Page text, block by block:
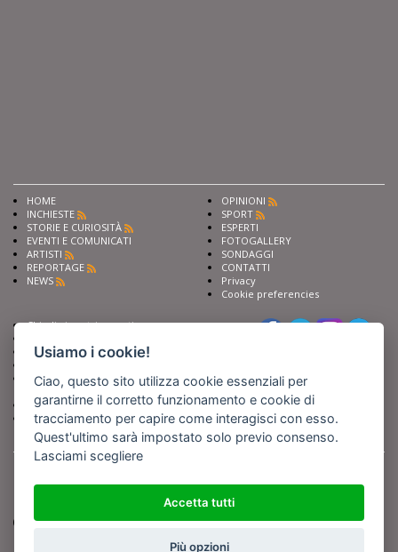
HOME
INCHIESTE
STORIE E CURIOSITÀ
EVENTI E COMUNICATI
ARTISTI
REPORTAGE
NEWS
OPINIONI
SPORT
ESPERTI
FOTOGALLERY
SONDAGGI
CONTATTI
Privacy
Cookie preferencies
Chiedi ai nostri esperti
Fai pubblicità con noi
Iscriviti al nostro corso di
giornalismo
Compra i nostri libri
Entra in Barinedita Map
detiene i Diritti d'Autore e sono state prodotte nell'anno 2012 e seguenti
(tranne che non vi sia uno specifico anno di scatto riportato)
Usiamo i cookie!
Ciao, questo sito utilizza cookie essenziali per
garantirne il corretto funzionamento e cookie di
tracciamento per capire come interagisci con esso.
Quest'ultimo sarà impostato solo previo consenso.
Lasciami scegliere
Accetta tutti
Più opzioni